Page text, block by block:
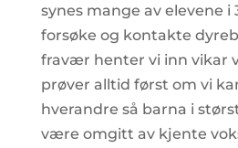
synes mange av elevene i
forsøke og kontakte
fravær henter vi inn vikar
prøver alltid først om vi
hverandre så barna i
være omgitt av kjente